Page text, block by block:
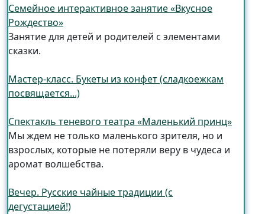
Семейное интерактивное занятие «Вкусное
Рождество»
Занятие для детей и родителей с элементами
сказки.
Мастер-класс. Букеты из конфет (сладкоежкам
посвящается...)
Спектакль теневого театра «Маленький принц»
Мы ждем не только маленького зрителя, но и
взрослых, которые не потеряли веру в чудеса и
аромат волшебства.
Вечер. Русские чайные традиции (с
дегустацией!)